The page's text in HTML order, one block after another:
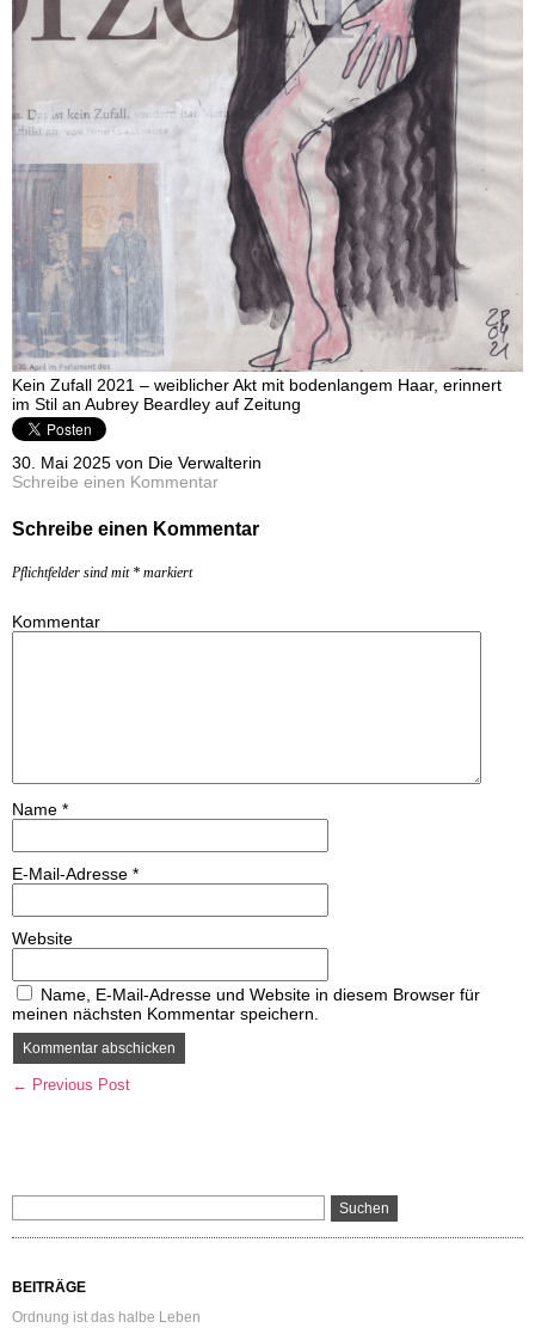
Kein Zufall 2021 – weiblicher Akt mit bodenlangem Haar, erinnert
im Stil an Aubrey Beardley auf Zeitung
30. Mai 2025 von Die Verwalterin
Schreibe einen Kommentar
Schreibe einen Kommentar
Pflichtfelder sind mit * markiert
Kommentar
Name *
E-Mail-Adresse *
Website
Name, E-Mail-Adresse und Website in diesem Browser für
meinen nächsten Kommentar speichern.
← Previous Post
BEITRÄGE
Ordnung ist das halbe Leben